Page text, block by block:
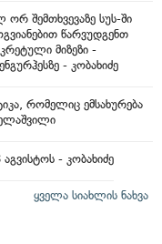
შემთხვევაზე სუს-ში
წარვუდგენთ
მიზეზი -
- კობახიძე
რომელიც ემსახურება
- კობახიძე
ყველა სიახლის ნახვა